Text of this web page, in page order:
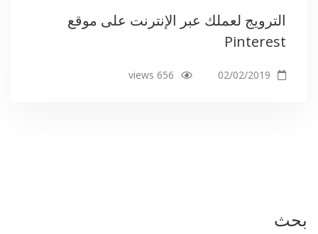
الترويج لعملك عبر الإنترنت على موقع
Pinterest
656 views
بحث